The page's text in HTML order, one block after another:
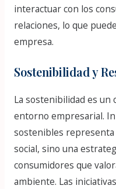
interactuar con los
relaciones, lo que
empresa.
Sostenibilidad y
La sostenibilidad es
entorno empresarial.
sostenibles
social, sino una
consumidores que
ambiente. Las